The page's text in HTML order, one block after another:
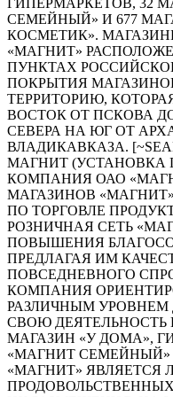
СЕМЕЙНЫЙ» И 677
КОСМЕТИК».
«МАГНИТ»
ПУНКТАХ
ПОКРЫТИЯ
ТЕРРИТОРИЮ,
ВОСТОК ОТ ПСКОВА
СЕВЕРА НА ЮГ ОТ
ВЛАДИКАВКАЗА.
МАГНИТ (УСТАНОВКА
КОМПАНИЯ ОАО
МАГАЗИНОВ
ПО ТОРГОВЛЕ
РОЗНИЧНАЯ СЕТЬ
ПОВЫШЕНИЯ
ПРЕДЛАГАЯ ИМ
ПОВСЕДНЕВНОГО
КОМПАНИЯ
РАЗЛИЧНЫМ
СВОЮ ДЕЯТЕЛЬНОСТЬ
МАГАЗИН «У ДОМА»,
«МАГНИТ
«МАГНИТ» ЯВЛЯЕТСЯ